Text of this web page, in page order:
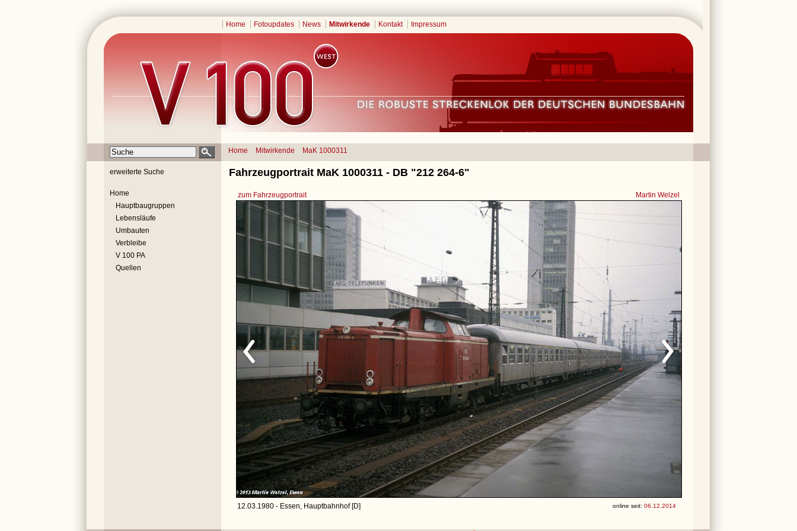
Home Fotoupdates News Mitwirkende Kontakt Impressum
Home Mitwirkende MaK 1000311
erweiterte Suche
Home
Hauptbaugruppen
Lebensläufe
Umbauten
Verbleibe
V 100 PA
Quellen
Fahrzeugportrait MaK 1000311 - DB "212 264-6"
zum Fahrzeugportrait Martin Welzel
12.03.1980 - Essen, Hauptbahnhof [D] online seit: 06.12.2014